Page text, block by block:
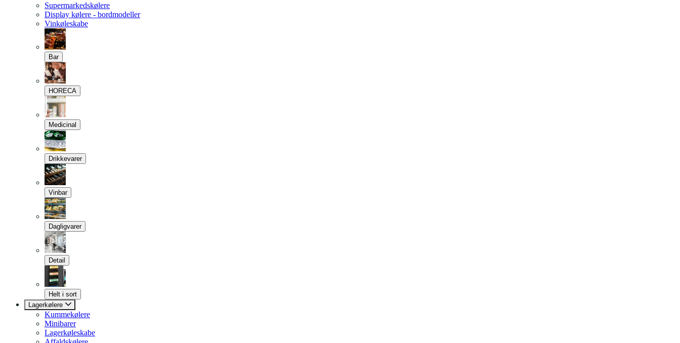
Supermarkedskølere
Display kølere - bordmodeller
Vinkøleskabe
Bar
HORECA
Medicinal
Drikkevarer
Vinbar
Dagligvarer
Detail
Helt i sort
Lagerkølere
Kummekølere
Minibarer
Lagerkøleskabe